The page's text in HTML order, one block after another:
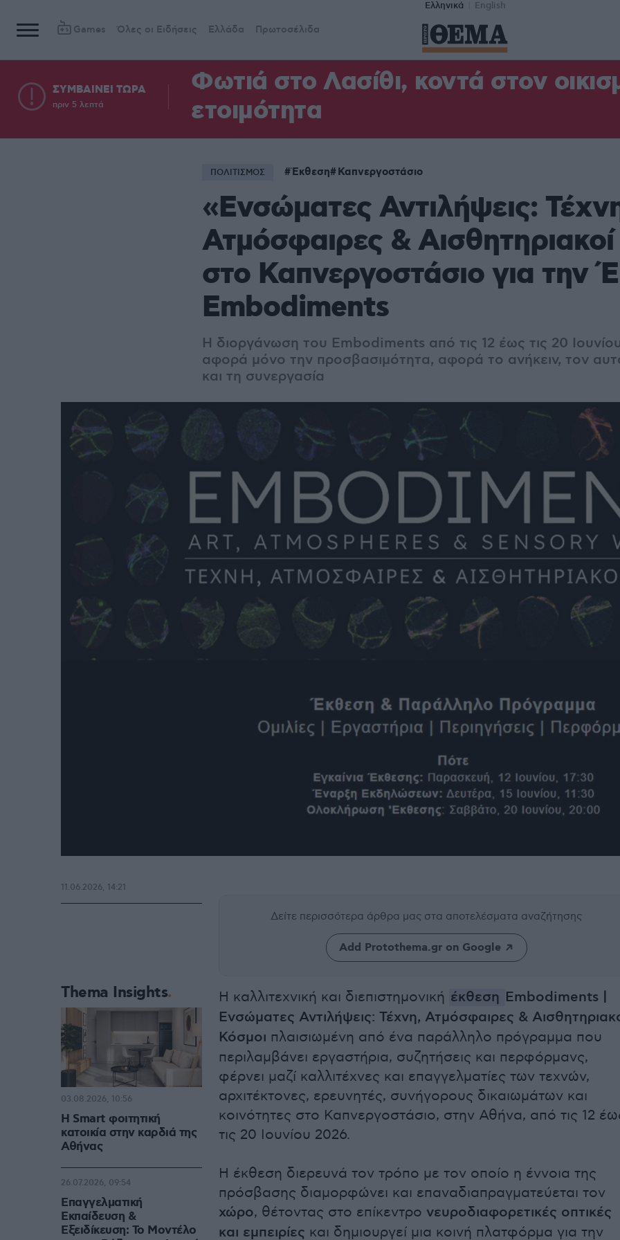
Ελληνικά English
Games Όλες οι Ειδήσεις Ελλάδα Πρωτοσέλιδα
ΣΥΜΒΑΙΝΕΙ ΤΩΡΑ
πριν 5 λεπτά
Φωτιά στο Λασίθι, κοντά στον
ετοιμότητα
ΠΟΛΙΤΙΣΜΟΣ Έκθεση Καπνεργοστάσιο
«Ενσώματες Αντιλήψεις:
Ατμόσφαιρες &
στο Καπνεργοστάσιο για την
Embodiments
Η διοργάνωση του Embodiments από τις 12 έως τις 20
αφορά μόνο την προσβασιμότητα, αφορά το ανήκειν, τον
και τη συνεργασία
Δείτε περισσότερα άρθρα μας στα αποτελέσματα αναζήτησης
Add Protothema.gr on Google
Η καλλιτεχνική και διεπιστημονική έκθεση Embodiments |
Ενσώματες Αντιλήψεις: Τέχνη, Ατμόσφαιρες &
Κόσμοι πλαισιωμένη από ένα παράλληλο πρόγραμμα που
περιλαμβάνει εργαστήρια, συζητήσεις και περφόρμανς,
φέρνει μαζί καλλιτέχνες και επαγγελματίες των τεχνών,
αρχιτέκτονες, ερευνητές, συνήγορους δικαιωμάτων και
κοινότητες στο Καπνεργοστάσιο, στην Αθήνα, από τις 12
τις 20 Ιουνίου 2026.
Η έκθεση διερευνά τον τρόπο με τον οποίο η έννοια της
πρόσβασης διαμορφώνει και επαναδιαπραγματεύεται τον
χώρο, θέτοντας στο επίκεντρο νευροδιαφορετικές οπτικές
και εμπειρίες και δημιουργεί μια κοινή πλατφόρμα για την
11.06.2026, 14:21
Thema Insights
Η Smart φοιτητική
κατοικία στην καρδιά της
Αθήνας
03.08.2026, 10:56
Επαγγελματική
Εκπαίδευση &
Εξειδίκευση: Το Mοντέλο
26.07.2026, 09:54